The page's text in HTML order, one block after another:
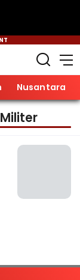
Nusantara